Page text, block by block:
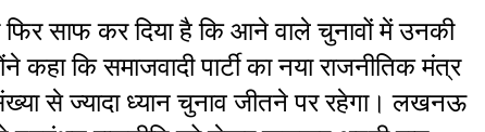
फिर साफ कर दिया है कि आने वाले चुनावों में उनकी
कि समाजवादी पार्टी का नया राजनीतिक मंत्र
से ज्यादा ध्यान चुनाव जीतने पर रहेगा। लखनऊ